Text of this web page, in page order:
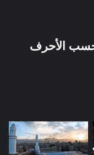
حسب الأحرف